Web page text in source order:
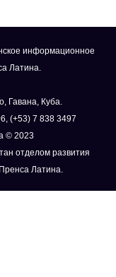
информационное
Латина.
Гавана, Куба.
(+53) 7 838 3497
© 2023
отделом развития
Латина.